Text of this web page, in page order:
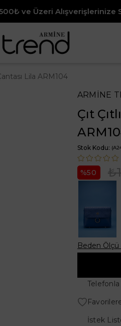
Sepette %10
Lila ARM104
ARMİNE
Çıt
Stok Kodu
50
Beden Ölçü
Telefonla
İstek